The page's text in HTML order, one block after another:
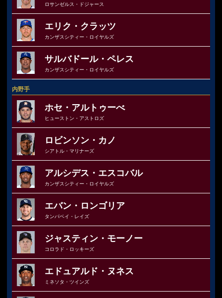
ロサンゼルス・ドジャース
エリク・クラッツ
カンザスシティー・ロイヤルズ
サルバドール・ペレス
カンザスシティー・ロイヤルズ
内野手
ホセ・アルトゥーべ
ヒューストン・アストロズ
ロビンソン・カノ
シアトル・マリナーズ
アルシデス・エスコバル
カンザスシティー・ロイヤルズ
エバン・ロンゴリア
タンパベイ・レイズ
ジャスティン・モーノー
コロラド・ロッキーズ
エドュアルド・ヌネス
ミネソタ・ツインズ